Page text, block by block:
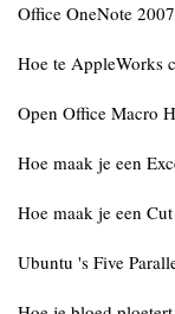
Office OneNote
Hoe te AppleWorks
Open Office Macro
Hoe maak je een
Hoe maak je een
Ubuntu 's Five